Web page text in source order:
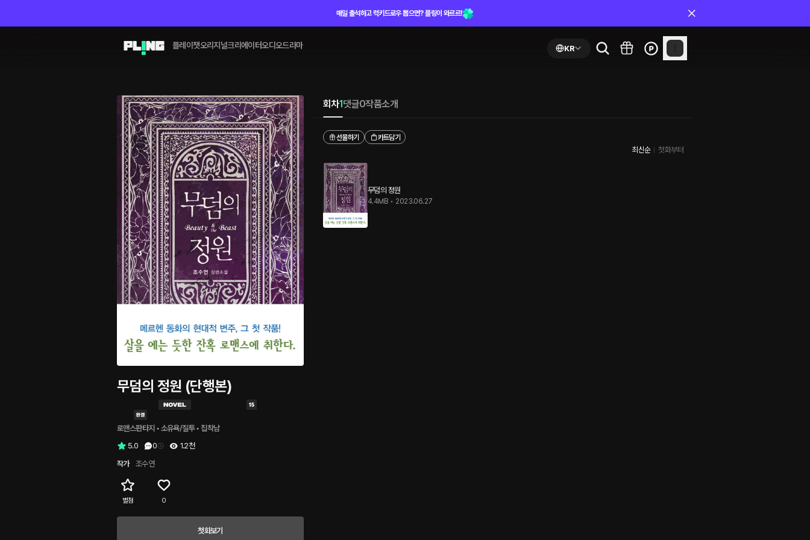
매일 출석하고 럭키드로우 뽑으면? 플링이 와르르!
플레이챗오리지널크리에이터오디오드라마 KR
무덤의 정원 (단행본)
로맨스판타지 • 소유욕/질투 • 집착남
5.0
0
1.2천
작가
조수연
별점 0
첫화보기
회차1댓글0작품소개
선물하기 카트담기
최신순 첫화부터
무덤의 정원
4.4MB • 2023.06.27